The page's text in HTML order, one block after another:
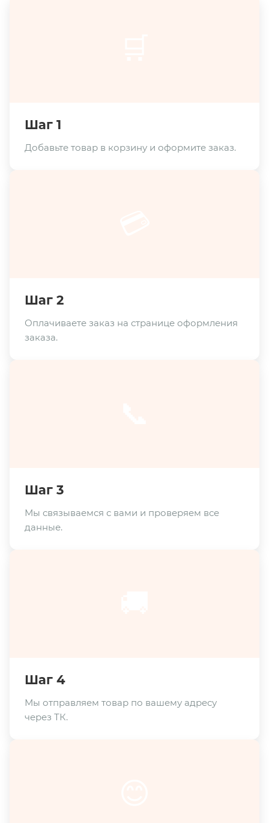
Шаг 1
Добавьте товар в корзину и оформите заказ.
Шаг 2
Оплачиваете заказ на странице оформления
заказа.
Шаг 3
Мы связываемся с вами и проверяем все
данные.
Шаг 4
Мы отправляем товар по вашему адресу
через ТК.